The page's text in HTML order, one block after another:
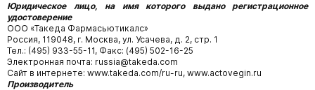
Юридическое лицо, на имя которого выдано регистрационное
удостоверение
ООО «Такеда Фармасьютикалс»
Россия, 119048, г. Москва, ул. Усачева, д. 2, cтр. 1
Тел.: (495) 933-55-11, Факс: (495) 502-16-25
Электронная почта: russia@takeda.com
Сайт в интернете: www.takeda.com/ru-ru, www.actovegin.ru
Производитель